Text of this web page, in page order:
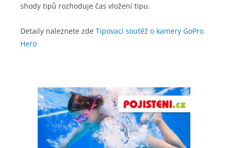
shody tipů rozhoduje čas vložení tipu.
Detaily naleznete zde Tipovací soutěž o kamery GoPro
Hero